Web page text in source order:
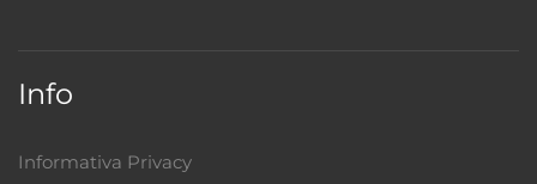
Info
Informativa Privacy